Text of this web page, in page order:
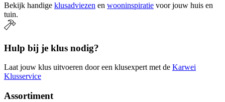
Bekijk handige klusadviezen en wooninspiratie voor jouw huis en
tuin.
Hulp bij je klus nodig?
Laat jouw klus uitvoeren door een klusexpert met de Karwei
Klusservice
Assortiment